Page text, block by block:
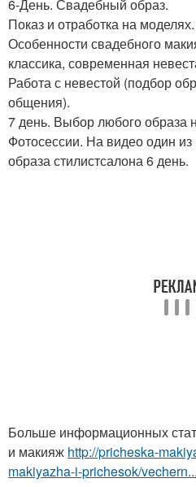
6-День. Свадебный образ.
Показ и отработка на моделях.
Особенности свадебного
классика, современная
Работа с невестой (подбор
общения).
7 день. Выбор любого образа
Фотосессии. На видео один
образа стилистсалона 6 день.
Больше информационных
и макияж http://pricheska-
makiyazha-i-prichesok/vechern...